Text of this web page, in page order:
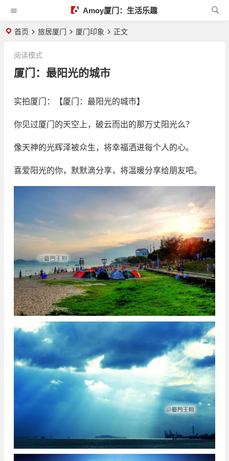
Amoy厦门：生活乐趣
首页 旅居厦门 厦门印象 正文
厦门：最阳光的城市
阅读模式
实拍厦门：【厦门：最阳光的城市】
你见过厦门的天空上，破云而出的那万丈阳光么？
像天神的光辉泽被众生，将幸福洒进每个人的心。
喜爱阳光的你，默默滴分享，将温暖分享给朋友吧。